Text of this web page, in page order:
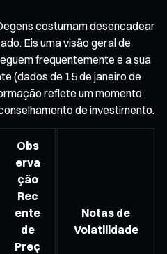
costumam desencadear
Eis uma visão geral de
frequentemente e a sua
(dados de 15 de janeiro de
reflete um momento
de investimento.
Obs
erva
ção
Rec
ente
de
Preç
Notas de
Volatilidade